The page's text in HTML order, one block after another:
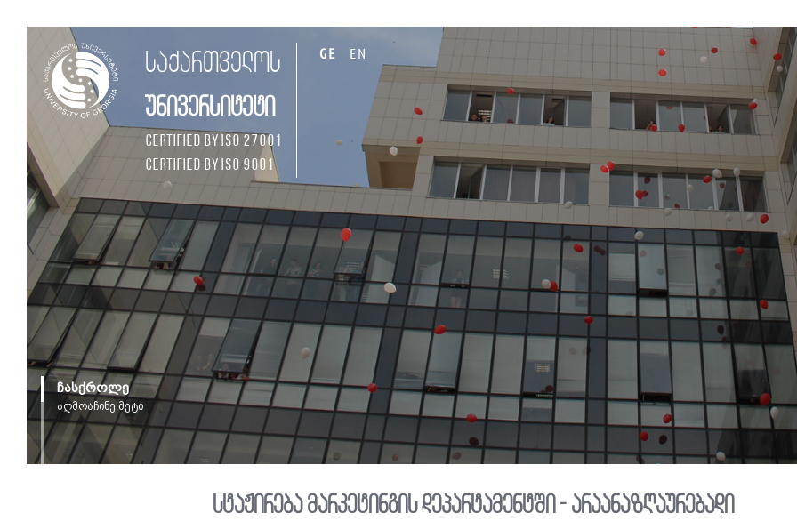
საქართველოს
უნივერსიტეტი
Certified by ISO 27001
Certified by ISO 9001
GE EN
ჩასქროლე
აღმოაჩინე მეტი
სტაჟირება მარკეტინგის დეპარტამენტში - არაანაზღაურებადი